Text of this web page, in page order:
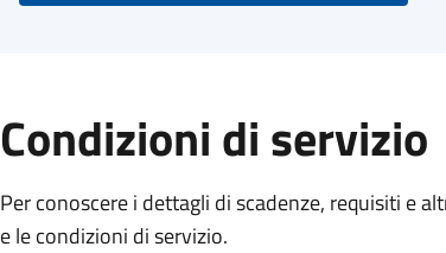
Condizioni di servizio
Per conoscere i dettagli di scadenze, requisiti e
e le condizioni di servizio.